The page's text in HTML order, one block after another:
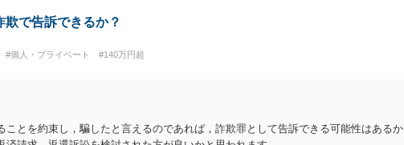
で告訴できるか？
#個人・プライベート #140万円超
とを約束し，騙したと言えるのであれば，詐欺罪として告訴できる可能性はある